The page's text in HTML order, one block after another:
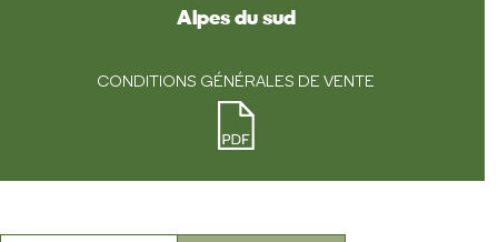
Alpes du sud
CONDITIONS GÉNÉRALES DE VENTE